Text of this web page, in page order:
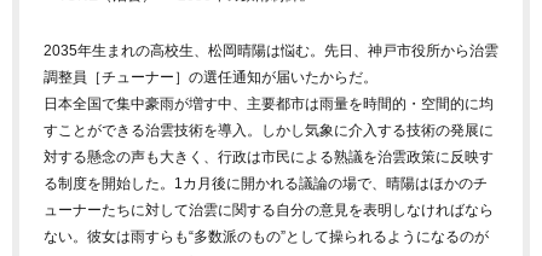
2035年生まれの高校生、松岡晴陽は悩む。先日、神戸市役所から治雲
調整員［チューナー］の選任通知が届いたからだ。
日本全国で集中豪雨が増す中、主要都市は雨量を時間的・空間的に均
すことができる治雲技術を導入。しかし気象に介入する技術の発展に
対する懸念の声も大きく、行政は市民による熟議を治雲政策に反映す
る制度を開始した。1カ月後に開かれる議論の場で、晴陽はほかのチ
ューナーたちに対して治雲に関する自分の意見を表明しなければなら
ない。彼女は雨すらも“多数派のもの”として操られるようになるのが